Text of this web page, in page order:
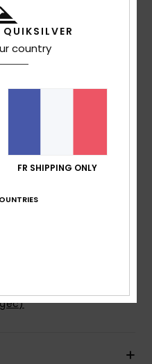
kvd0
country
FR SHIPPING ONLY